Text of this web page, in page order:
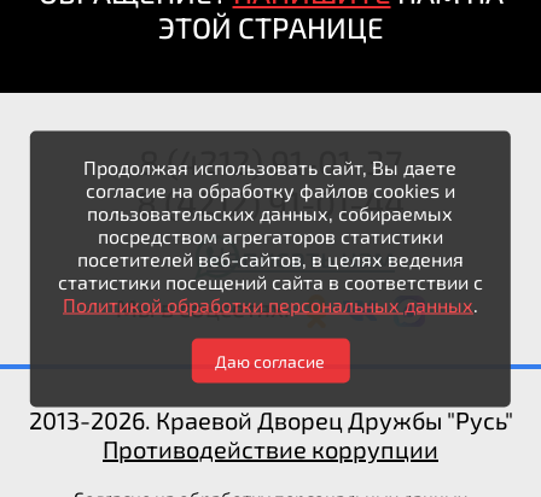
ЭТОЙ СТРАНИЦЕ
8 (4212) 91-01-37
8 (4212) 91-01-44
Написать нам
Мы в соцсетях:
2013-2026. Краевой Дворец Дружбы "Русь"
Противодействие коррупции
Продолжая использовать сайт, Вы даете
согласие на обработку файлов cookies и
пользовательских данных, собираемых
посредством агрегаторов статистики
посетителей веб-сайтов, в целях ведения
статистики посещений сайта в соответствии с
Политикой обработки персональных данных
Даю согласие